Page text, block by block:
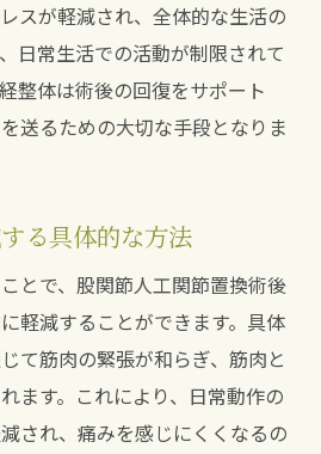
スが軽減され、全体的な生活の
日常生活での活動が制限されて
整体は術後の回復をサポート
送るための大切な手段となりま
る具体的な方法
とで、股関節人工関節置換術後
軽減することができます。具体
て筋肉の緊張が和らぎ、筋肉と
ます。これにより、日常動作の
され、痛みを感じにくくなるの